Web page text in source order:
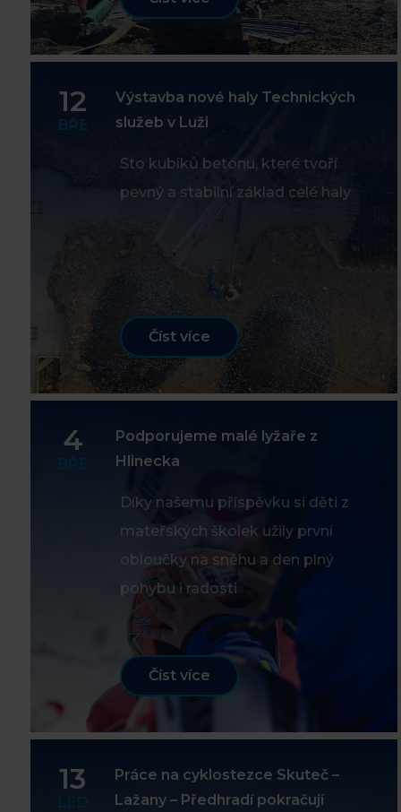
12
BŘE
Výstavba nové haly Technických
služeb v Luži
Sto kubíků betonu, které tvoří
pevný a stabilní základ celé haly
Číst více
4
Podporujeme malé lyžaře z
Hlinecka
Díky našemu příspěvku si děti z
mateřských školek užily první
obloučky na sněhu a den plný
pohybu i radosti
Číst více
13
LED
Práce na cyklostezce Skuteč –
Lažany – Předhradí pokračují